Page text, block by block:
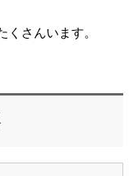
さんいます。